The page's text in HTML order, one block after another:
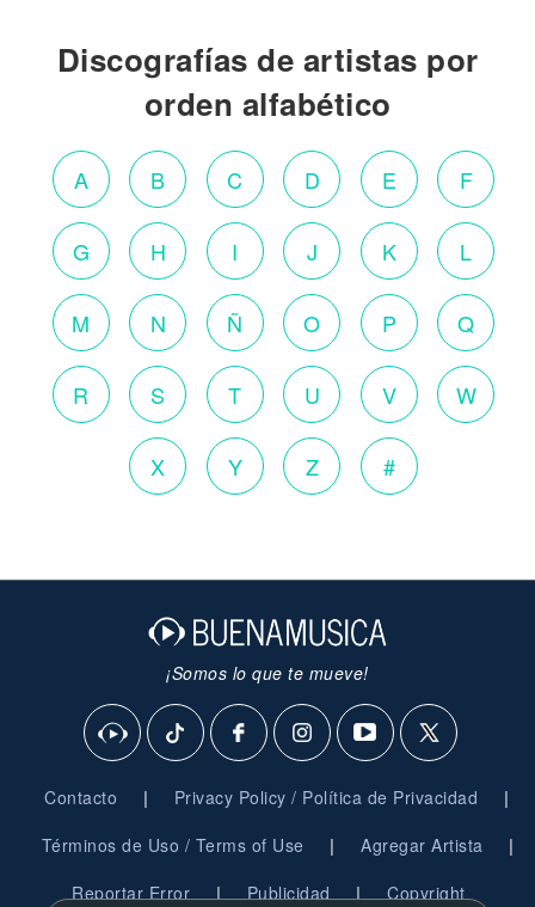
Discografías de artistas por
orden alfabético
A B C D E F
G H I J K L
M N Ñ O P Q
R S T U V W
X Y Z #
¡Somos lo que te mueve!
Contacto | Privacy Policy / Política de Privacidad |
Términos de Uso / Terms of Use | Agregar Artista |
Reportar Error | Publicidad | Copyright